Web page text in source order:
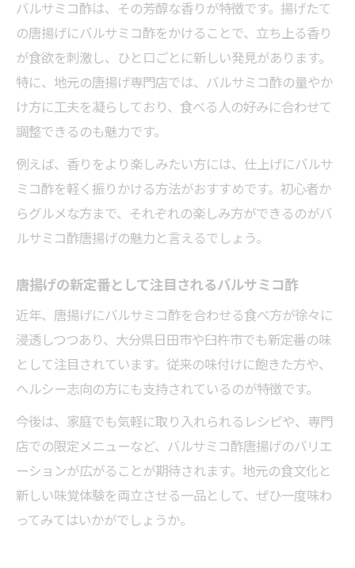
バルサミコ酢は、その芳醇な香りが特徴です。揚げたて
の唐揚げにバルサミコ酢をかけることで、立ち上る香り
が食欲を刺激し、ひと口ごとに新しい発見があります。
特に、地元の唐揚げ専門店では、バルサミコ酢の量やか
け方に工夫を凝らしており、食べる人の好みに合わせて
調整できるのも魅力です。
例えば、香りをより楽しみたい方には、仕上げにバルサ
ミコ酢を軽く振りかける方法がおすすめです。初心者か
らグルメな方まで、それぞれの楽しみ方ができるのがバ
ルサミコ酢唐揚げの魅力と言えるでしょう。
唐揚げの新定番として注目されるバルサミコ酢
近年、唐揚げにバルサミコ酢を合わせる食べ方が徐々に
浸透しつつあり、大分県日田市や臼杵市でも新定番の味
として注目されています。従来の味付けに飽きた方や、
ヘルシー志向の方にも支持されているのが特徴です。
今後は、家庭でも気軽に取り入れられるレシピや、専門
店での限定メニューなど、バルサミコ酢唐揚げのバリエ
ーションが広がることが期待されます。地元の食文化と
新しい味覚体験を両立させる一品として、ぜひ一度味わ
ってみてはいかがでしょうか。